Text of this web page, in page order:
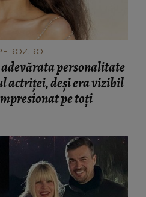
personalitate
actriței, deși era vizibil
pe toți